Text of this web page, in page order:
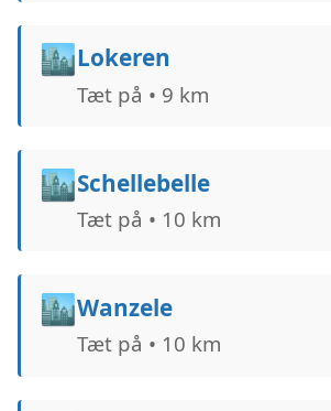
🏙️Lokeren
Tæt på • 9 km
🏙️Schellebelle
Tæt på • 10 km
🏙️Wanzele
Tæt på • 10 km